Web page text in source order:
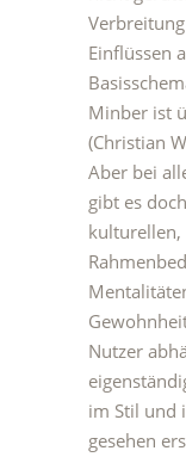
Einflüssen
Minber ist
(Christian
Aber bei
gibt es
kulturellen,
Nutzer
im Stil und
gesehen